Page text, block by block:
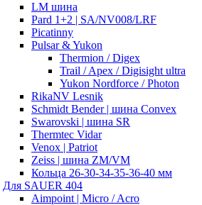
LM шина
Pard 1+2 | SA/NV008/LRF
Picatinny
Pulsar & Yukon
Thermion / Digex
Trail / Apex / Digisight ultra
Yukon Nordforce / Photon
RikaNV Lesnik
Schmidt Bender | шина Convex
Swarovski | шина SR
Thermtec Vidar
Venox | Patriot
Zeiss | шина ZM/VM
Кольца 26-30-34-35-36-40 мм
Для SAUER 404
Aimpoint | Micro / Acro